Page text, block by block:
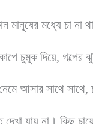
মানুষের মধ্যে চা না
চুমুক দিয়ে, গল্পের
আসার সাথে
যায় না। কিছু